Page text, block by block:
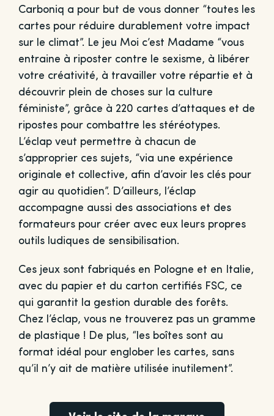
Carboniq a pour but de vous donner “toutes les
cartes pour réduire durablement votre impact
sur le climat”. Le jeu Moi c’est Madame “vous
entraine à riposter contre le sexisme, à libérer
votre créativité, à travailler votre répartie et à
découvrir plein de choses sur la culture
féministe”, grâce à 220 cartes d’attaques et de
ripostes pour combattre les stéréotypes.
L’éclap veut permettre à chacun de
s’approprier ces sujets, “via une expérience
originale et collective, afin d’avoir les clés pour
agir au quotidien”. D’ailleurs, l’éclap
accompagne aussi des associations et des
formateurs pour créer avec eux leurs propres
outils ludiques de sensibilisation.
Ces jeux sont fabriqués en Pologne et en Italie,
avec du papier et du carton certifiés FSC, ce
qui garantit la gestion durable des forêts.
Chez l’éclap, vous ne trouverez pas un gramme
de plastique ! De plus, “les boîtes sont au
format idéal pour englober les cartes, sans
qu’il n’y ait de matière utilisée inutilement”.